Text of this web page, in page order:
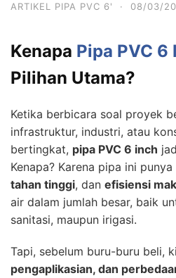
ARTIKEL PIPA PVC 6' · 08/03/
Kenapa Pipa PVC 6
Pilihan Utama?
Ketika berbicara soal proyek
infrastruktur, industri, atau
bertingkat, pipa PVC 6 inch
Kenapa? Karena pipa ini punya
tahan tinggi, dan efisiensi
air dalam jumlah besar, baik
sanitasi, maupun irigasi.
Tapi, sebelum buru-buru beli,
pengaplikasian, dan